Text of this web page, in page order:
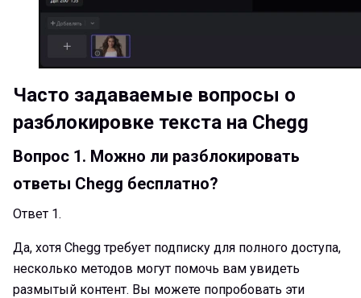
Часто задаваемые вопросы о
разблокировке текста на Chegg
Вопрос 1. Можно ли разблокировать
ответы Chegg бесплатно?
Ответ 1.
Да, хотя Chegg требует подписку для полного доступа,
несколько методов могут помочь вам увидеть
размытый контент. Вы можете попробовать эти